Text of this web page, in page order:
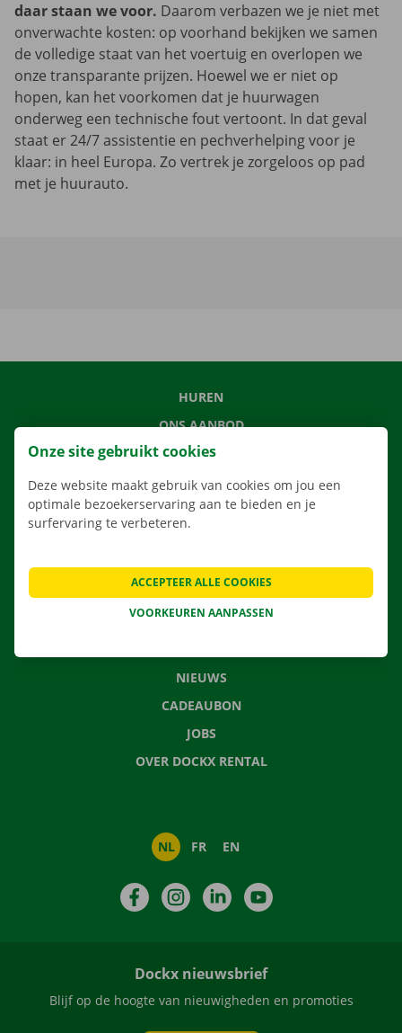
daar staan we voor. Daarom verbazen we je niet met
onverwachte kosten: op voorhand bekijken we samen
de volledige staat van het voertuig en overlopen we
onze transparante prijzen. Hoewel we er niet op
hopen, kan het voorkomen dat je huurwagen
onderweg een technische fout vertoont. In dat geval
staat er 24/7 assistentie en pechverhelping voor je
klaar: in heel Europa. Zo vertrek je zorgeloos op pad
met je huurauto.
HUREN
ONS AANBOD
ONZE DIENSTEN
LOCATIES
APP
CONTACTEER ONS
NIEUWS
CADEAUBON
JOBS
OVER DOCKX RENTAL
NL FR EN
FacebookInstagramLinkedIn
Dockx nieuwsbrief
Blijf op de hoogte van nieuwigheden en promoties
Onze site gebruikt cookies
Deze website maakt gebruik van cookies om jou een
optimale bezoekerservaring aan te bieden en je
surfervaring te verbeteren.
VOORKEUREN AANPASSEN
ACCEPTEER ALLE COOKIES